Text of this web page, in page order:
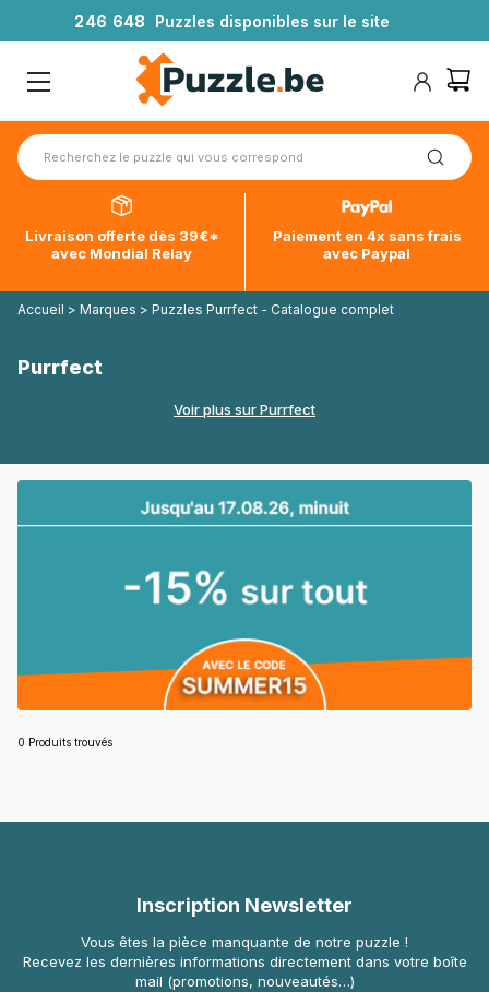
246 648 Puzzles disponibles sur le site
Livraison offerte dès 39€*
avec Mondial Relay
Paiement en 4x sans frais
avec Paypal
Accueil > Marques > Puzzles Purrfect - Catalogue complet
Purrfect
Voir plus sur Purrfect
0 Produits trouvés
Inscription Newsletter
Vous êtes la pièce manquante de notre puzzle !
Recevez les dernières informations directement dans votre boîte
mail (promotions, nouveautés…)